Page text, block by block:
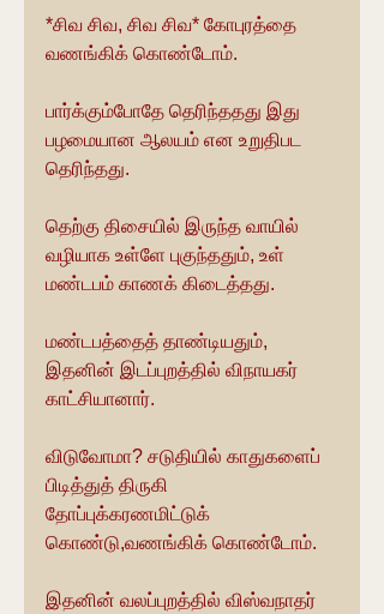
*சிவ சிவ, சிவ சிவ* கோபுரத்தை
வணங்கிக் கொண்டோம்.
பார்க்கும்போதே தெரிந்ததது இது
பழமையான ஆலயம் என உறுதிபட
தெரிந்தது.
தெற்கு திசையில் இருந்த வாயில்
வழியாக உள்ளே புகுந்ததும், உள்
மண்டபம் காணக் கிடைத்தது.
மண்டபத்தைத் தாண்டியதும்,
இதனின் இடப்புறத்தில் விநாயகர்
காட்சியானார்.
விடுவோமா? சடுதியில் காதுகளைப்
பிடித்துத் திருகி
தோப்புக்கரணமிட்டுக்
கொண்டு,வணங்கிக் கொண்டோம்.
இதனின் வலப்புறத்தில் விஸ்வநாதர்